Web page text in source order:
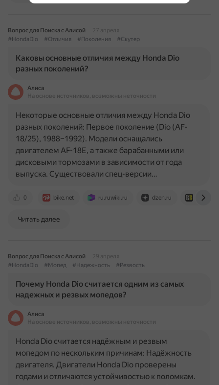
Вопрос для Поиска с Алисой
27 апреля
#HondaDio
#Отличия #Поколения #Скутер
Каковы основные отличия между Honda Dio
разных поколений?
Алиса
На основе источников, возможны неточности
0 bike.net ru.ruwiki.ru dzen.ru real-
Некоторые основные отличия между Honda Dio
разных поколений: Первое поколение (Dio (AF-
18/25), 1988–1992). Модели оснащались
двигателем AF-18E, а также барабанными или
дисковыми тормозами в зависимости от года
выпуска. Существовали спец-версии…
Читать далее
Вопрос для Поиска с Алисой
29 апреля
#HondaDio
#Мопед #Надежность #Резвость
Почему Honda Dio считается одним из самых
надежных и резвых мопедов?
Алиса
На основе источников, возможны неточности
Honda Dio считается надёжным и резвым
мопедом по нескольким причинам: Надёжность
двигателя. Двигатели Honda Dio проверены
годами и отличаются устойчивостью к поломкам.